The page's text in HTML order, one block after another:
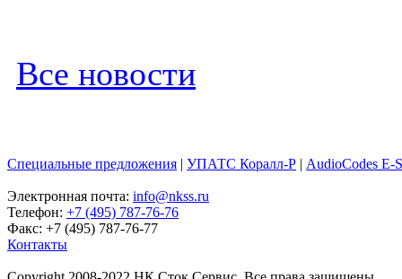
Все новости
Специальные предложения | УПАТС Коралл-Р | AudioCodes E-
Электронная почта: info@nkss.ru
Телефон: +7 (495) 787-76-76
Факс: +7 (495) 787-76-77
Контакты